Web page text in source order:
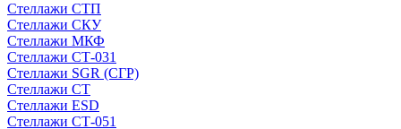
Стеллажи СТП
Стеллажи СКУ
Стеллажи МКФ
Стеллажи СТ-031
Стеллажи SGR (СГР)
Стеллажи СТ
Стеллажи ESD
Стеллажи СТ-051